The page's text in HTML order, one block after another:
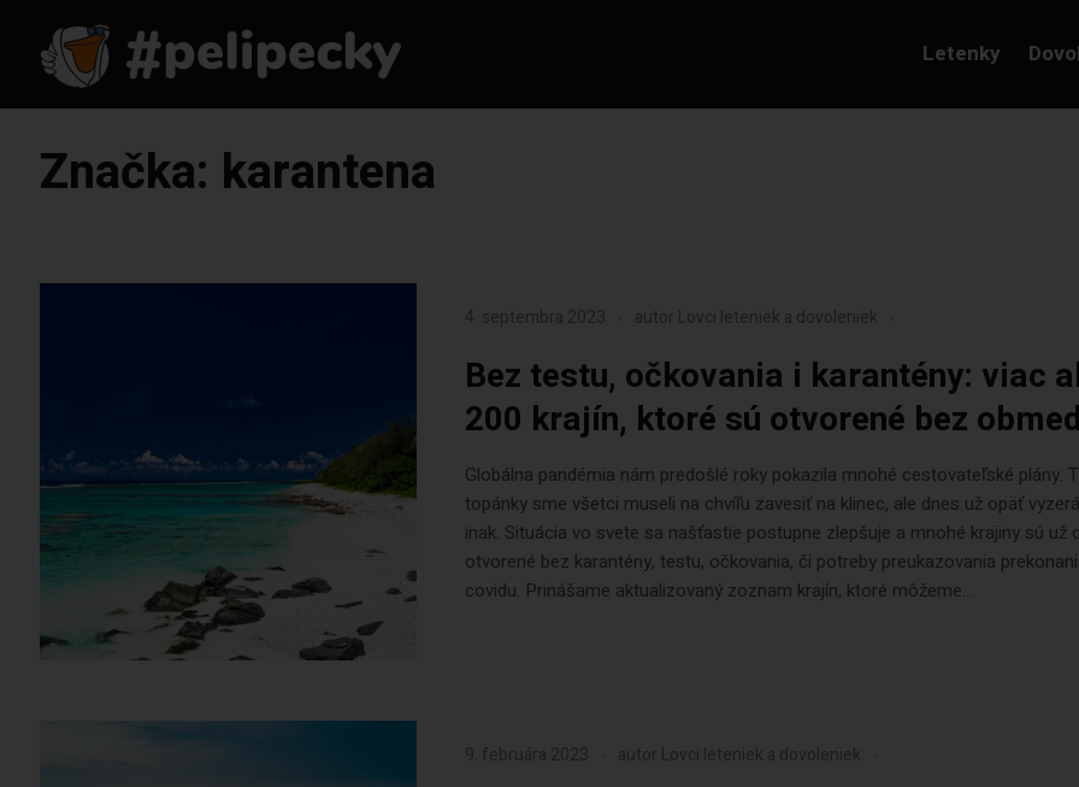
Letenky
Značka: karantena
4. septembra 2023 autor Lovci leteniek a dovoleniek
Bez testu, očkovania i karantény: viac
200 krajín, ktoré sú otvorené bez
Globálna pandémia nám predošlé roky pokazila mnohé cestovateľské plány.
topánky sme všetci museli na chvíľu zavesiť na klinec, ale dnes už opäť
inak. Situácia vo svete sa našťastie postupne zlepšuje a mnohé krajiny sú už
otvorené bez karantény, testu, očkovania, či potreby preukazovania
covidu. Prinášame aktualizovaný zoznam krajín, ktoré môžeme...
9. februára 2023 autor Lovci leteniek a dovoleniek